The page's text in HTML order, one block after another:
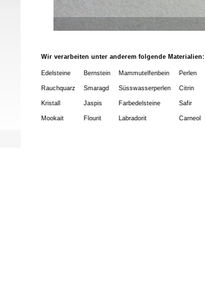
Wir verarbeiten unter anderem folgende Materialien:
Edelsteine Bernstein Mammutelfenbein Perlen
Rauchquarz Smaragd Süsswasserperlen Citrin
Kristall Jaspis Farbedelsteine Safir
Mookait Flourit Labradorit Carneol